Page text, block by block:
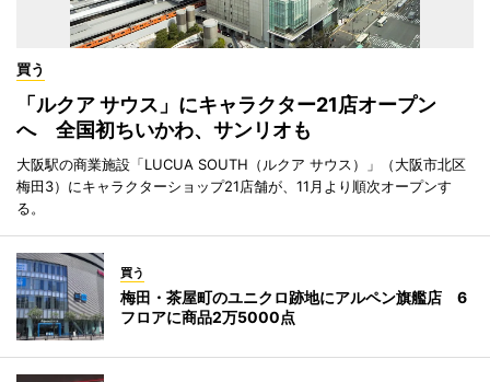
買う
「ルクア サウス」にキャラクター21店オープン
へ 全国初ちいかわ、サンリオも
大阪駅の商業施設「LUCUA SOUTH（ルクア サウス）」（大阪市北区
梅田3）にキャラクターショップ21店舗が、11月より順次オープンす
る。
買う
梅田・茶屋町のユニクロ跡地にアルペン旗艦店 6
フロアに商品2万5000点